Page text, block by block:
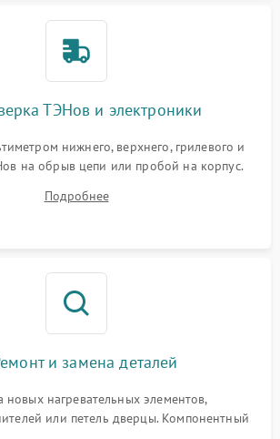
ТЭНов и электроники
нижнего, верхнего, грилевого и
на обрыв цепи или пробой на корпус.
термостата, датчиков температуры,
режимов и мотора конвекции.
Подробнее
и замена деталей
новых нагревательных элементов,
или петель дверцы. Компонентный